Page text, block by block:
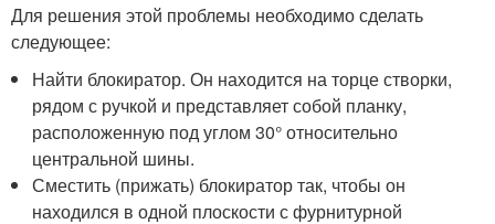
Для решения этой проблемы необходимо сделать
следующее:
Найти блокиратор. Он находится на торце створки,
рядом с ручкой и представляет собой планку,
расположенную под углом 30° относительно
центральной шины.
Сместить (прижать) блокиратор так, чтобы он
находился в одной плоскости с фурнитурной